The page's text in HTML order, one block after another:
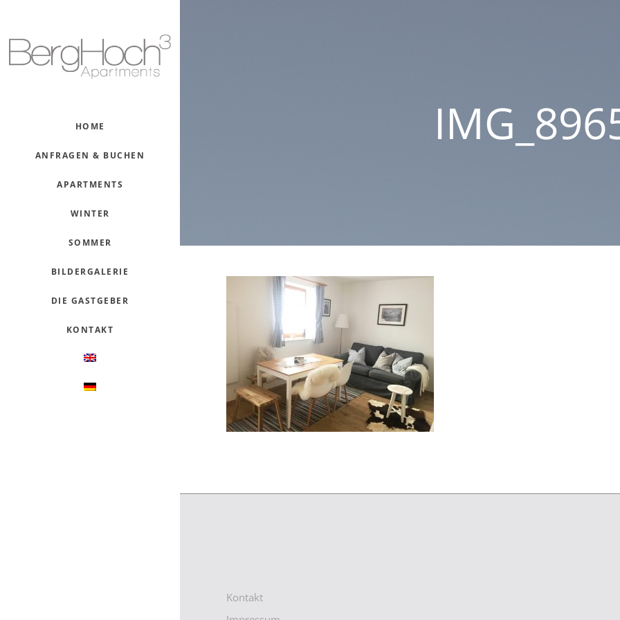
HOME
ANFRAGEN & BUCHEN
APARTMENTS
WINTER
SOMMER
BILDERGALERIE
DIE GASTGEBER
KONTAKT
Kontakt